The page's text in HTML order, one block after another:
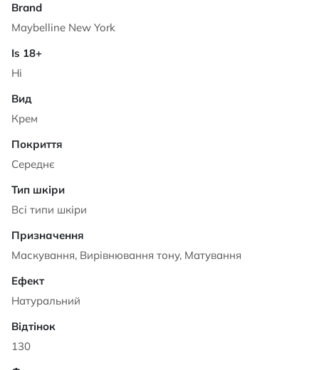
Maybelline New York
Ні
Крем
Середнє
Всі типи шкіри
Маскування, Вирівнювання тону, Матування
Натуральний
130